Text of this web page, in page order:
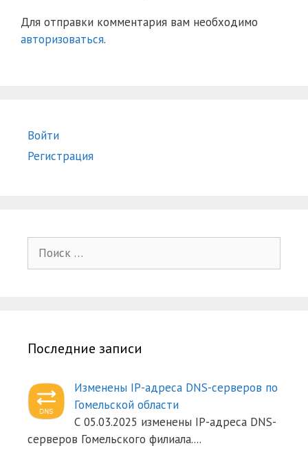
Для отправки комментария вам необходимо
авторизоваться.
Войти
Регистрация
Последние записи
Изменены IP-адреса DNS-серверов по
Гомельской области
С 05.03.2025 изменены IP-адреса DNS-
серверов Гомельского филиала....